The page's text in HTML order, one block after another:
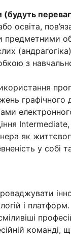
(будуть
освіта,
предметними
з
графічного
Intermediate,
як
у собі
і платформ.
команді,